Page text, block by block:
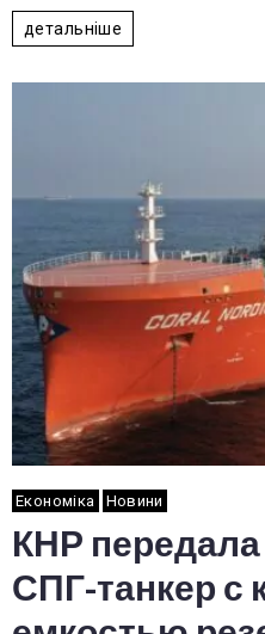
детальніше
Економіка Новини
КНР передала
СПГ-танкер с